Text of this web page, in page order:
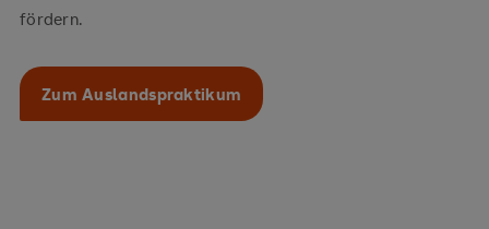
fördern.
Zum Auslandspraktikum